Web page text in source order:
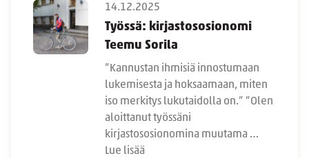
14.12.2025
Työssä: kirjastososionomi
Teemu Sorila
”Kannustan ihmisiä innostumaan
lukemisesta ja hoksaamaan, miten
iso merkitys lukutaidolla on.” ”Olen
aloittanut työssäni
kirjastososionomina muutama …
Lue lisää